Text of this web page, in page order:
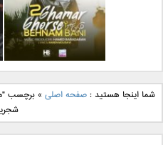
دانلود آهنگ جدید بهنام
بانی بنام قرص قمر 2شما اینجا هستید :صفحه اصلی »برچسب